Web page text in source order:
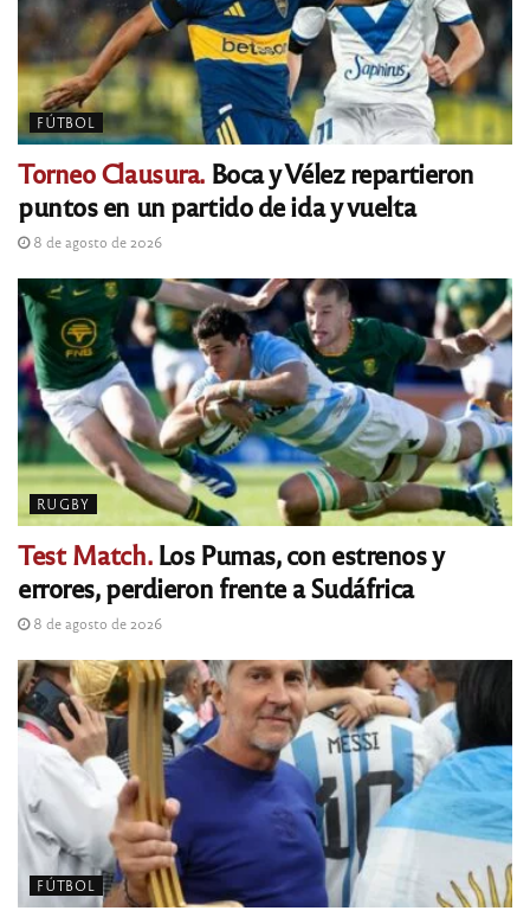
FÚTBOL
Torneo Clausura.Boca y Vélez repartieron
puntos en un partido de ida y vuelta
8 de agosto de 2026
RUGBY
Test Match.Los Pumas, con estrenos y
errores, perdieron frente a Sudáfrica
8 de agosto de 2026
FÚTBOL